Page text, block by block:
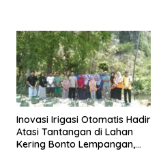
Inovasi Irigasi Otomatis Hadir
Atasi Tantangan di Lahan
Kering Bonto Lempangan,